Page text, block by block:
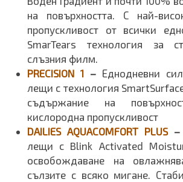
на повърхността. С най-
пропускливост от всички
SmarTears технология за
слъзния филм.
PRECISION 1 – Еднодневни
лещи с технология
съдържание на
кислородна пропускливост
DAILIES AQUACOMFORT PLUS–
лещи с Blink Activated
освобождаване на
сълзите с всяко мигане.